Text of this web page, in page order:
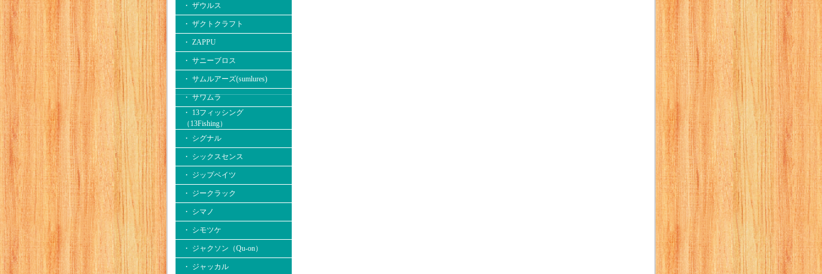
・ ザウルス
・ ザクトクラフト
・ ZAPPU
・ サニーブロス
・ サムルアーズ(sumlures)
・ サワムラ
・ 13フィッシング
（13Fishing）
・ シグナル
・ シックスセンス
・ ジップベイツ
・ ジークラック
・ シマノ
・ シモツケ
・ ジャクソン（Qu-on）
・ ジャッカル